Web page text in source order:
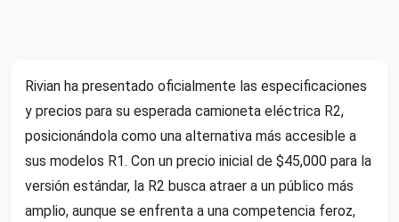
Rivian ha presentado oficialmente las especificaciones
y precios para su esperada camioneta eléctrica R2,
posicionándola como una alternativa más accesible a
sus modelos R1. Con un precio inicial de $45,000 para la
versión estándar, la R2 busca atraer a un público más
amplio, aunque se enfrenta a una competencia feroz,